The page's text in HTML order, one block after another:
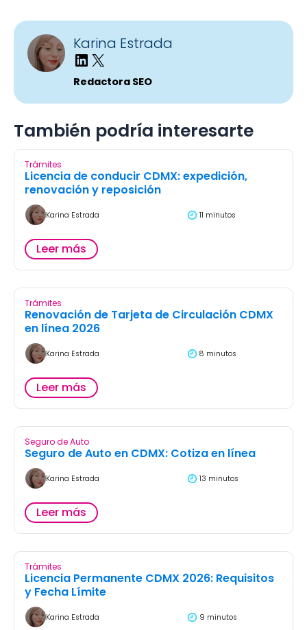
Karina Estrada
Redactora SEO
También podría interesarte
Trámites
Licencia de conducir CDMX: expedición,
renovación y reposición
Karina Estrada 11 minutos
Leer más
Trámites
Renovación de Tarjeta de Circulación CDMX
en línea 2026
Karina Estrada 8 minutos
Leer más
Seguro de Auto
Seguro de Auto en CDMX: Cotiza en línea
Karina Estrada 13 minutos
Leer más
Trámites
Licencia Permanente CDMX 2026: Requisitos
y Fecha Límite
Karina Estrada 9 minutos